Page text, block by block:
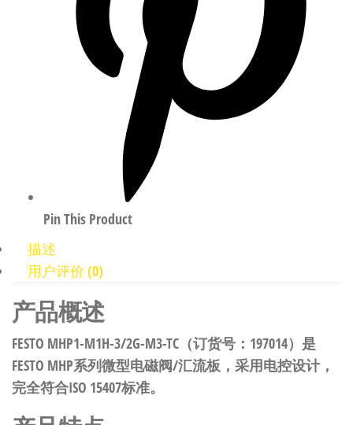
Pin This Product
描述
用户评价 (0)
产品概述
FESTO MHP1-M1H-3/2G-M3-TC（订货号：197014）是
FESTO MHP系列微型电磁阀/汇流板，采用电控设计，
完全符合ISO 15407标准。